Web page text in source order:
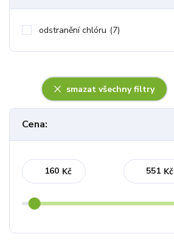
Cena:
Kč Kč
odstranění chlóru (7)
smazat všechny filtry